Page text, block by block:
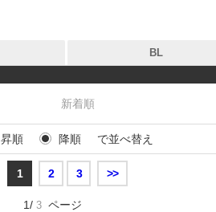
タグ
BL
タグ
作品
新着順
昇順 降順 で並べ替え
1 2 3 >>
1/ 3 ページ